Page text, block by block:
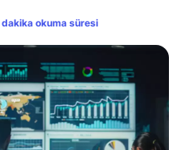
okuma süresi